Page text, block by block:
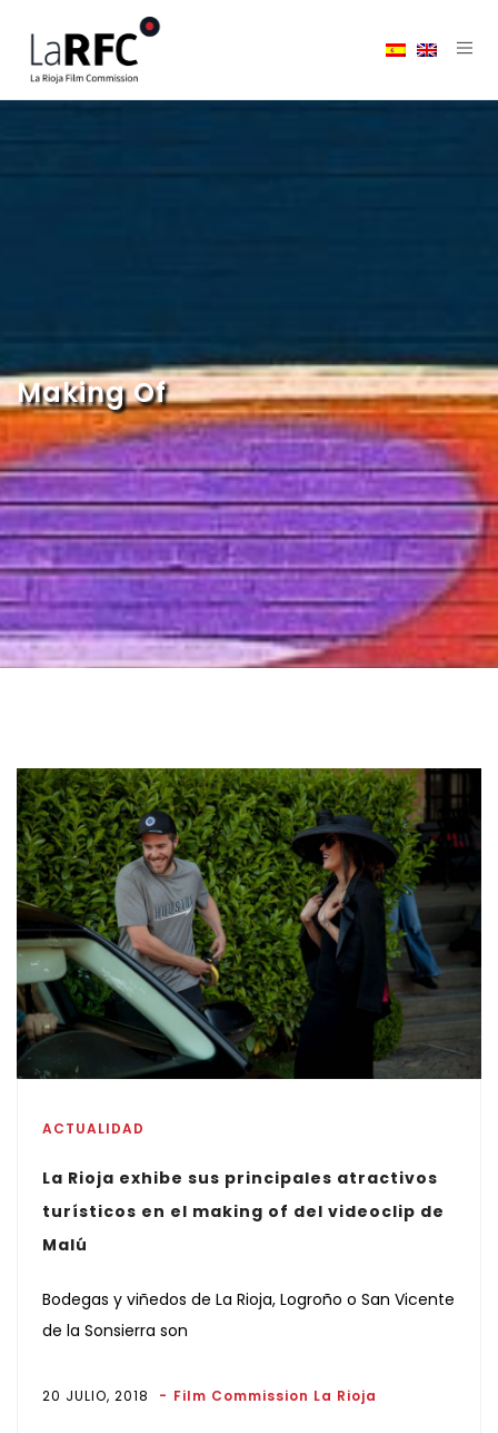
Making Of
ACTUALIDAD
La Rioja exhibe sus principales atractivos
turísticos en el making of del videoclip de
Malú
Bodegas y viñedos de La Rioja, Logroño o San Vicente
de la Sonsierra son
20 JULIO, 2018 Film Commission La Rioja